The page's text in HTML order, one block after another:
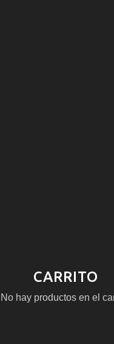
CARRITO
No hay productos en el